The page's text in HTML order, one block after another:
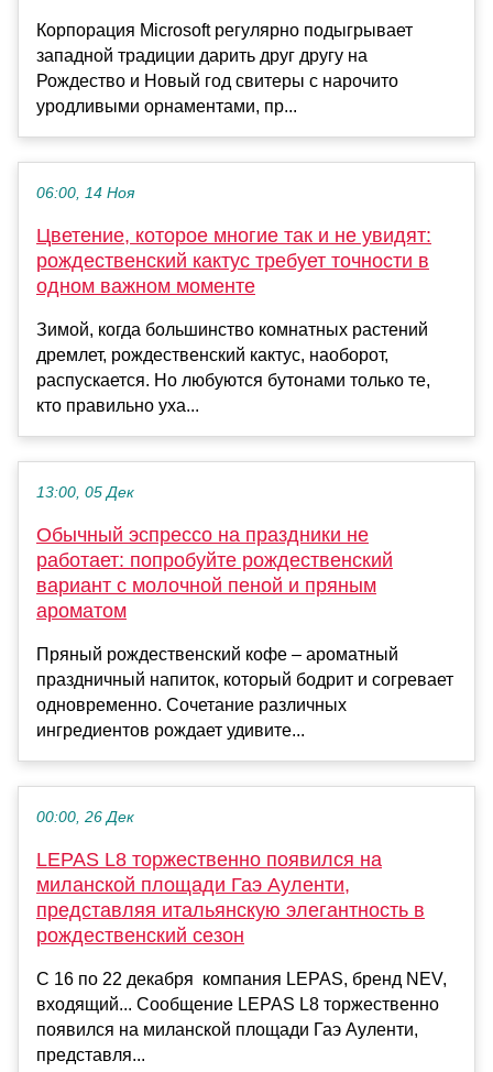
Корпорация Microsoft регулярно подыгрывает
западной традиции дарить друг другу на
Рождество и Новый год свитеры с нарочито
уродливыми орнаментами, пр...
06:00, 14 Ноя
Цветение, которое многие так и не увидят:
рождественский кактус требует точности в
одном важном моменте
Зимой, когда большинство комнатных растений
дремлет, рождественский кактус, наоборот,
распускается. Но любуются бутонами только те,
кто правильно уха...
13:00, 05 Дек
Обычный эспрессо на праздники не
работает: попробуйте рождественский
вариант с молочной пеной и пряным
ароматом
Пряный рождественский кофе – ароматный
праздничный напиток, который бодрит и согревает
одновременно. Сочетание различных
ингредиентов рождает удивите...
00:00, 26 Дек
LEPAS L8 торжественно появился на
миланской площади Гаэ Ауленти,
представляя итальянскую элегантность в
рождественский сезон
С 16 по 22 декабря компания LEPAS, бренд NEV,
входящий... Сообщение LEPAS L8 торжественно
появился на миланской площади Гаэ Ауленти,
представля...